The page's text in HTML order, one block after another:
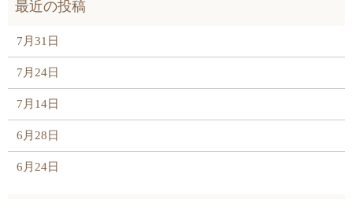
7月31日
7月24日
7月14日
6月28日
6月24日